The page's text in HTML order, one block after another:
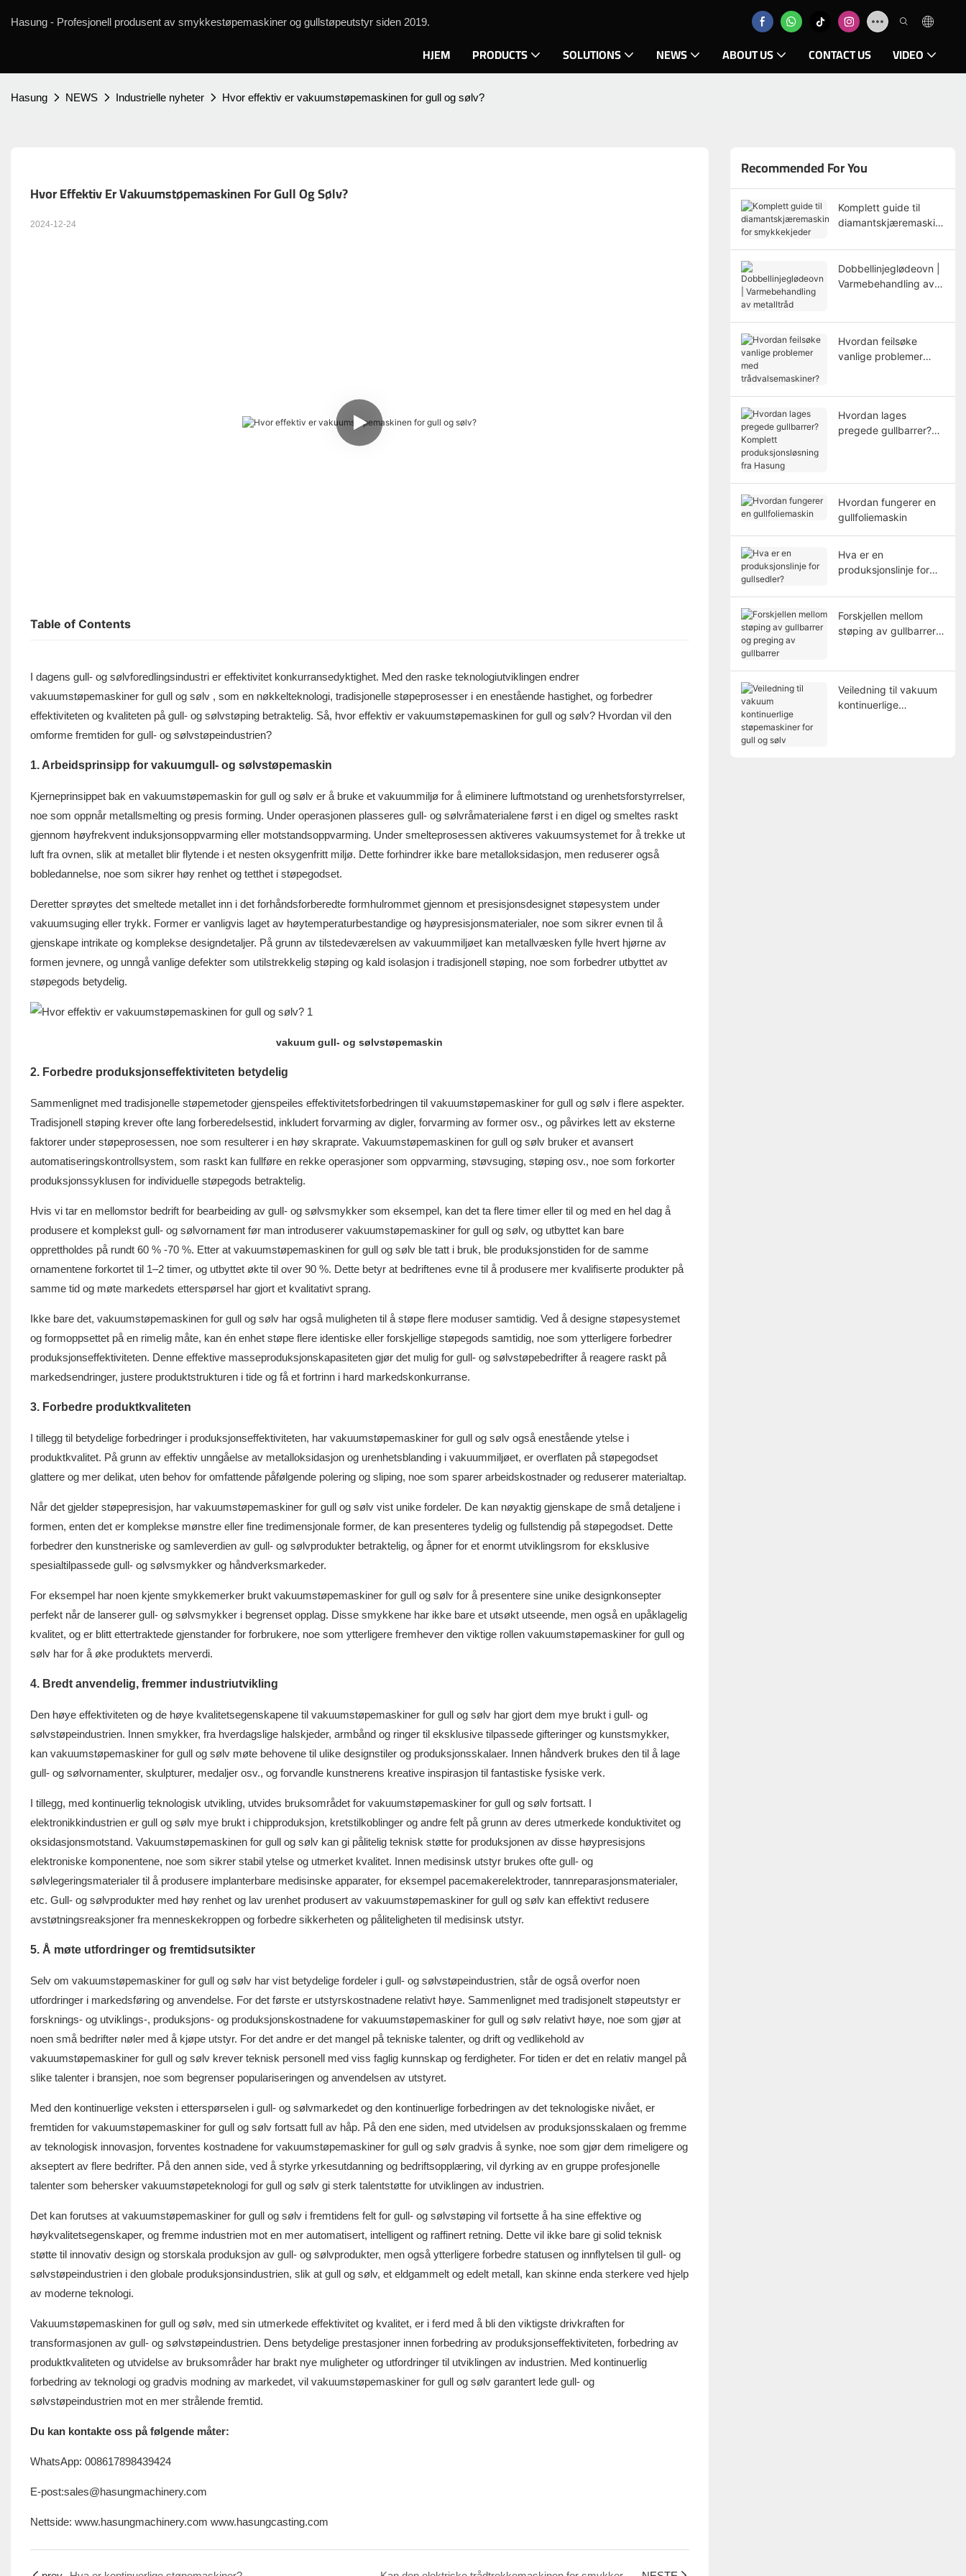
Hasung - Profesjonell produsent av smykkestøpemaskiner og gullstøpeutstyr siden 2019.
HJEM PRODUCTS SOLUTIONS NEWS ABOUT US CONTACT US VIDEO
Hasung NEWS Industrielle nyheter Hvor effektiv er vakuumstøpemaskinen for gull og sølv?
Hvor Effektiv Er Vakuumstøpemaskinen For Gull Og Sølv?
2024-12-24
Table of Contents
I dagens gull- og sølvforedlingsindustri er effektivitet konkurransedyktighet. Med den raske teknologiutviklingen endrer
vakuumstøpemaskiner for gull og sølv, som en nøkkelteknologi, tradisjonelle støpeprosesser i en enestående hastighet, og forbedrer
effektiviteten og kvaliteten på gull- og sølvstøping betraktelig. Så, hvor effektiv er vakuumstøpemaskinen for gull og sølv? Hvordan vil den
omforme fremtiden for gull- og sølvstøpeindustrien?
1. Arbeidsprinsipp for vakuumgull- og sølvstøpemaskin
Kjerneprinsippet bak en vakuumstøpemaskin for gull og sølv er å bruke et vakuummiljø for å eliminere luftmotstand og urenhetsforstyrrelser,
noe som oppnår metallsmelting og presis forming. Under operasjonen plasseres gull- og sølvråmaterialene først i en digel og smeltes raskt
gjennom høyfrekvent induksjonsoppvarming eller motstandsoppvarming. Under smelteprosessen aktiveres vakuumsystemet for å trekke ut
luft fra ovnen, slik at metallet blir flytende i et nesten oksygenfritt miljø. Dette forhindrer ikke bare metalloksidasjon, men reduserer også
bobledannelse, noe som sikrer høy renhet og tetthet i støpegodset.
Deretter sprøytes det smeltede metallet inn i det forhåndsforberedte formhulrommet gjennom et presisjonsdesignet støpesystem under
vakuumsuging eller trykk. Former er vanligvis laget av høytemperaturbestandige og høypresisjonsmaterialer, noe som sikrer evnen til å
gjenskape intrikate og komplekse designdetaljer. På grunn av tilstedeværelsen av vakuummiljøet kan metallvæsken fylle hvert hjørne av
formen jevnere, og unngå vanlige defekter som utilstrekkelig støping og kald isolasjon i tradisjonell støping, noe som forbedrer utbyttet av
støpegods betydelig.
vakuum gull- og sølvstøpemaskin
2. Forbedre produksjonseffektiviteten betydelig
Sammenlignet med tradisjonelle støpemetoder gjenspeiles effektivitetsforbedringen til vakuumstøpemaskiner for gull og sølv i flere aspekter.
Tradisjonell støping krever ofte lang forberedelsestid, inkludert forvarming av digler, forvarming av former osv., og påvirkes lett av eksterne
faktorer under støpeprosessen, noe som resulterer i en høy skraprate. Vakuumstøpemaskinen for gull og sølv bruker et avansert
automatiseringskontrollsystem, som raskt kan fullføre en rekke operasjoner som oppvarming, støvsuging, støping osv., noe som forkorter
produksjonssyklusen for individuelle støpegods betraktelig.
Hvis vi tar en mellomstor bedrift for bearbeiding av gull- og sølvsmykker som eksempel, kan det ta flere timer eller til og med en hel dag å
produsere et komplekst gull- og sølvornament før man introduserer vakuumstøpemaskiner for gull og sølv, og utbyttet kan bare
opprettholdes på rundt 60 % -70 %. Etter at vakuumstøpemaskinen for gull og sølv ble tatt i bruk, ble produksjonstiden for de samme
ornamentene forkortet til 1–2 timer, og utbyttet økte til over 90 %. Dette betyr at bedriftenes evne til å produsere mer kvalifiserte produkter på
samme tid og møte markedets etterspørsel har gjort et kvalitativt sprang.
Ikke bare det, vakuumstøpemaskinen for gull og sølv har også muligheten til å støpe flere moduser samtidig. Ved å designe støpesystemet
og formoppsettet på en rimelig måte, kan én enhet støpe flere identiske eller forskjellige støpegods samtidig, noe som ytterligere forbedrer
produksjonseffektiviteten. Denne effektive masseproduksjonskapasiteten gjør det mulig for gull- og sølvstøpebedrifter å reagere raskt på
markedsendringer, justere produktstrukturen i tide og få et fortrinn i hard markedskonkurranse.
3. Forbedre produktkvaliteten
I tillegg til betydelige forbedringer i produksjonseffektiviteten, har vakuumstøpemaskiner for gull og sølv også enestående ytelse i
produktkvalitet. På grunn av effektiv unngåelse av metalloksidasjon og urenhetsblanding i vakuummiljøet, er overflaten på støpegodset
glattere og mer delikat, uten behov for omfattende påfølgende polering og sliping, noe som sparer arbeidskostnader og reduserer materialtap.
Når det gjelder støpepresisjon, har vakuumstøpemaskiner for gull og sølv vist unike fordeler. De kan nøyaktig gjenskape de små detaljene i
formen, enten det er komplekse mønstre eller fine tredimensjonale former, de kan presenteres tydelig og fullstendig på støpegodset. Dette
forbedrer den kunstneriske og samleverdien av gull- og sølvprodukter betraktelig, og åpner for et enormt utviklingsrom for eksklusive
spesialtilpassede gull- og sølvsmykker og håndverksmarkeder.
For eksempel har noen kjente smykkemerker brukt vakuumstøpemaskiner for gull og sølv for å presentere sine unike designkonsepter
perfekt når de lanserer gull- og sølvsmykker i begrenset opplag. Disse smykkene har ikke bare et utsøkt utseende, men også en upåklagelig
kvalitet, og er blitt ettertraktede gjenstander for forbrukere, noe som ytterligere fremhever den viktige rollen vakuumstøpemaskiner for gull og
sølv har for å øke produktets merverdi.
4. Bredt anvendelig, fremmer industriutvikling
Den høye effektiviteten og de høye kvalitetsegenskapene til vakuumstøpemaskiner for gull og sølv har gjort dem mye brukt i gull- og
sølvstøpeindustrien. Innen smykker, fra hverdagslige halskjeder, armbånd og ringer til eksklusive tilpassede gifteringer og kunstsmykker,
kan vakuumstøpemaskiner for gull og sølv møte behovene til ulike designstiler og produksjonsskalaer. Innen håndverk brukes den til å lage
gull- og sølvornamenter, skulpturer, medaljer osv., og forvandle kunstnerens kreative inspirasjon til fantastiske fysiske verk.
I tillegg, med kontinuerlig teknologisk utvikling, utvides bruksområdet for vakuumstøpemaskiner for gull og sølv fortsatt. I
elektronikkindustrien er gull og sølv mye brukt i chipproduksjon, kretstilkoblinger og andre felt på grunn av deres utmerkede konduktivitet og
oksidasjonsmotstand. Vakuumstøpemaskinen for gull og sølv kan gi pålitelig teknisk støtte for produksjonen av disse høypresisjons
elektroniske komponentene, noe som sikrer stabil ytelse og utmerket kvalitet. Innen medisinsk utstyr brukes ofte gull- og
sølvlegeringsmaterialer til å produsere implanterbare medisinske apparater, for eksempel pacemakerelektroder, tannreparasjonsmaterialer,
etc. Gull- og sølvprodukter med høy renhet og lav urenhet produsert av vakuumstøpemaskiner for gull og sølv kan effektivt redusere
avstøtningsreaksjoner fra menneskekroppen og forbedre sikkerheten og påliteligheten til medisinsk utstyr.
5. Å møte utfordringer og fremtidsutsikter
Selv om vakuumstøpemaskiner for gull og sølvhar vist betydelige fordeler i gull- og sølvstøpeindustrien, står de også overfor noen
utfordringer i markedsføring og anvendelse. For det første er utstyrskostnadene relativt høye. Sammenlignet med tradisjonelt støpeutstyr er
forsknings- og utviklings-, produksjons- og produksjonskostnadene for vakuumstøpemaskiner for gull og sølv relativt høye, noe som gjør at
noen små bedrifter nøler med å kjøpe utstyr. For det andre er det mangel på tekniske talenter, og drift og vedlikehold av
vakuumstøpemaskiner for gull og sølv krever teknisk personell med viss faglig kunnskap og ferdigheter. For tiden er det en relativ mangel på
slike talenter i bransjen, noe som begrenser populariseringen og anvendelsen av utstyret.
Med den kontinuerlige veksten i etterspørselen i gull- og sølvmarkedet og den kontinuerlige forbedringen av det teknologiske nivået, er
fremtiden for vakuumstøpemaskiner for gull og sølv fortsatt full av håp. På den ene siden, med utvidelsen av produksjonsskalaen og fremme
av teknologisk innovasjon, forventes kostnadene for vakuumstøpemaskiner for gull og sølv gradvis å synke, noe som gjør dem rimeligere og
akseptert av flere bedrifter. På den annen side, ved å styrke yrkesutdanning og bedriftsopplæring, vil dyrking av en gruppe profesjonelle
talenter som behersker vakuumstøpeteknologi for gull og sølv gi sterk talentstøtte for utviklingen av industrien.
Det kan forutses at vakuumstøpemaskiner for gull og sølv i fremtidens felt for gull- og sølvstøping vil fortsette å ha sine effektive og
høykvalitetsegenskaper, og fremme industrien mot en mer automatisert, intelligent og raffinert retning. Dette vil ikke bare gi solid teknisk
støtte til innovativ design og storskala produksjon av gull- og sølvprodukter, men også ytterligere forbedre statusen og innflytelsen til gull- og
sølvstøpeindustrien i den globale produksjonsindustrien, slik at gull og sølv, et eldgammelt og edelt metall, kan skinne enda sterkere ved hjelp
av moderne teknologi.
Vakuumstøpemaskinen for gull og sølv, med sin utmerkede effektivitet og kvalitet, er i ferd med å bli den viktigste drivkraften for
transformasjonen av gull- og sølvstøpeindustrien. Dens betydelige prestasjoner innen forbedring av produksjonseffektiviteten, forbedring av
produktkvaliteten og utvidelse av bruksområder har brakt nye muligheter og utfordringer til utviklingen av industrien. Med kontinuerlig
forbedring av teknologi og gradvis modning av markedet, vil vakuumstøpemaskiner for gull og sølv garantert lede gull- og
sølvstøpeindustrien mot en mer strålende fremtid.
Du kan kontakte oss på følgende måter:
WhatsApp: 008617898439424
E-post:sales@hasungmachinery.com
Nettside: www.hasungmachinery.com www.hasungcasting.com
Recommended For You
Komplett guide til
diamantskjæremaskin
Dobbellinjeglødeovn |
Varmebehandling av
Hvordan feilsøke
vanlige problemer
Hvordan lages
pregede gullbarrer?
Hvordan fungerer en
gullfoliemaskin
Hva er en
produksjonslinje for
Forskjellen mellom
støping av gullbarrer
Veiledning til vakuum
kontinuerlige